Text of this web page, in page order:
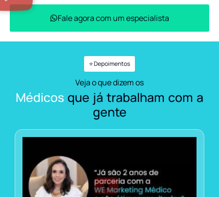
Fale agora com um especialista
⭐ Depoimentos
Veja o que dizem os
Médicos que já trabalham com a
gente